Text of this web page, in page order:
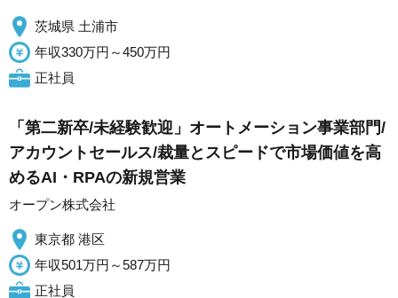
茨城県 土浦市
年収330万円～450万円
正社員
「第二新卒/未経験歓迎」オートメーション事業部門/
アカウントセールス/裁量とスピードで市場価値を高
めるAI・RPAの新規営業
オープン株式会社
東京都 港区
年収501万円～587万円
正社員